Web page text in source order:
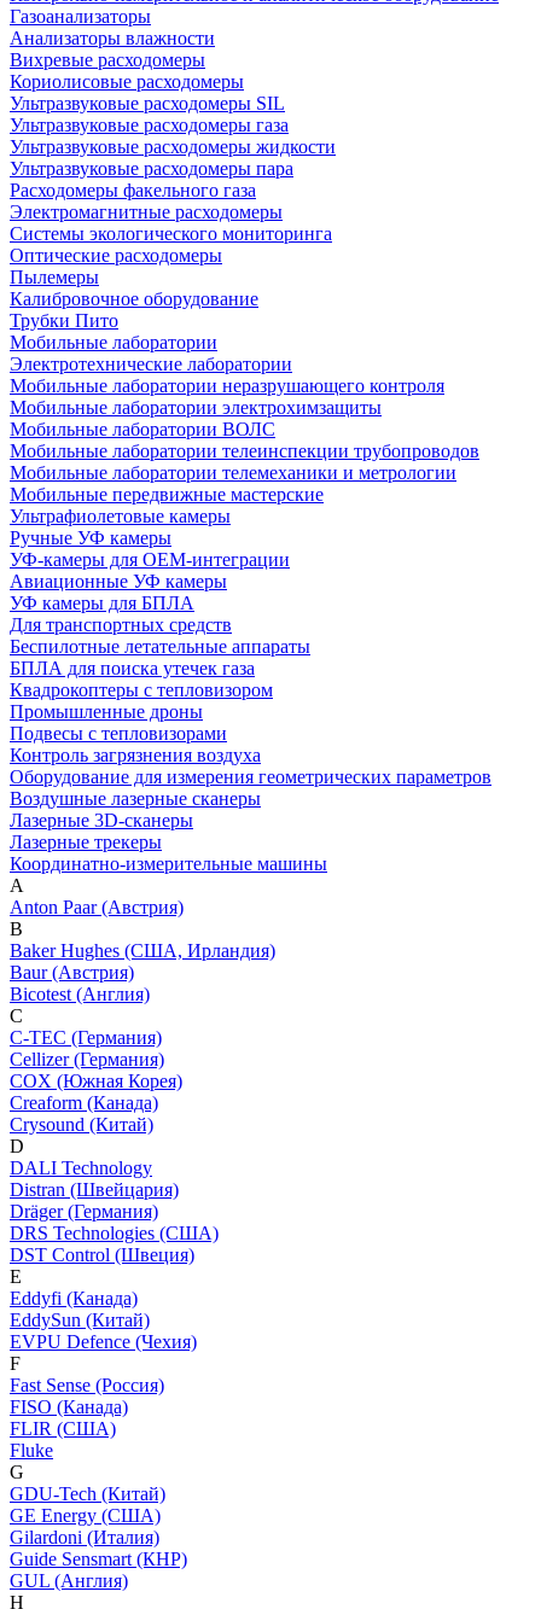
Газоанализаторы
Анализаторы влажности
Вихревые расходомеры
Кориолисовые расходомеры
Ультразвуковые расходомеры SIL
Ультразвуковые расходомеры газа
Ультразвуковые расходомеры жидкости
Ультразвуковые расходомеры пара
Расходомеры факельного газа
Электромагнитные расходомеры
Системы экологического мониторинга
Оптические расходомеры
Пылемеры
Калибровочное оборудование
Трубки Пито
Мобильные лаборатории
Электротехнические лаборатории
Мобильные лаборатории неразрушающего контроля
Мобильные лаборатории электрохимзащиты
Мобильные лаборатории ВОЛС
Мобильные лаборатории телеинспекции трубопроводов
Мобильные лаборатории телемеханики и метрологии
Мобильные передвижные мастерские
Ультрафиолетовые камеры
Ручные УФ камеры
УФ-камеры для OEM-интеграции
Авиационные УФ камеры
УФ камеры для БПЛА
Для транспортных средств
Беспилотные летательные аппараты
БПЛА для поиска утечек газа
Квадрокоптеры с тепловизором
Промышленные дроны
Подвесы с тепловизорами
Контроль загрязнения воздуха
Оборудование для измерения геометрических параметров
Воздушные лазерные сканеры
Лазерные 3D-сканеры
Лазерные трекеры
Координатно-измерительные машины
A
Anton Paar (Австрия)
B
Baker Hughes (США, Ирландия)
Baur (Австрия)
Bicotest (Англия)
C
C-TEC (Германия)
Cellizer (Германия)
COX (Южная Корея)
Creaform (Канада)
Crysound (Китай)
D
DALI Technology
Distran (Швейцария)
Dräger (Германия)
DRS Technologies (США)
DST Control (Швеция)
E
Eddyfi (Канада)
EddySun (Китай)
EVPU Defence (Чехия)
F
Fast Sense (Россия)
FISO (Канада)
FLIR (США)
Fluke
G
GDU-Tech (Китай)
GE Energy (США)
Gilardoni (Италия)
Guide Sensmart (КНР)
GUL (Англия)
H